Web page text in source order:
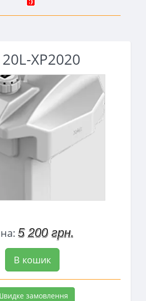
XP2020
5 200 грн.
В кошик
замовлення